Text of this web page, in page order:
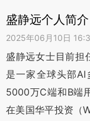
盛静远个人简介
2025年06月10日
盛静远女士目前担
是一家全球头部
5000万C端和B端
在美国华平投资（